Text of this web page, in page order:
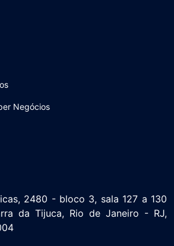
Negócios
2480 - bloco 3, sala 127 a 130
da Tijuca, Rio de Janeiro - RJ,